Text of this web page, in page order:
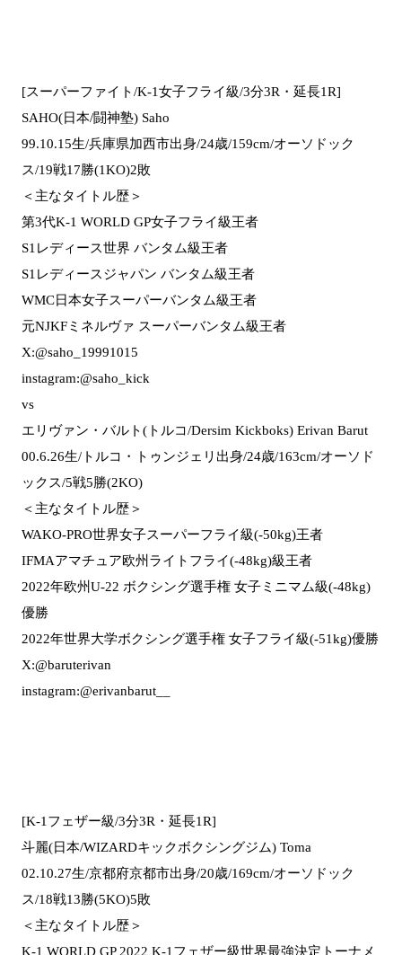
[スーパーファイト/K-1女子フライ級/3分3R・延長1R]
SAHO(日本/闘神塾) Saho
99.10.15生/兵庫県加西市出身/24歳/159cm/オーソドック
ス/19戦17勝(1KO)2敗
＜主なタイトル歴＞
第3代K-1 WORLD GP女子フライ級王者
S1レディース世界 バンタム級王者
S1レディースジャパン バンタム級王者
WMC日本女子スーパーバンタム級王者
元NJKFミネルヴァ スーパーバンタム級王者
X:@saho_19991015
instagram:@saho_kick
vs
エリヴァン・バルト(トルコ/Dersim Kickboks) Erivan Barut
00.6.26生/トルコ・トゥンジェリ出身/24歳/163cm/オーソド
ックス/5戦5勝(2KO)
＜主なタイトル歴＞
WAKO-PRO世界女子スーパーフライ級(-50kg)王者
IFMAアマチュア欧州ライトフライ(-48kg)級王者
2022年欧州U-22 ボクシング選手権 女子ミニマム級(-48kg)
優勝
2022年世界大学ボクシング選手権 女子フライ級(-51kg)優勝
X:@baruterivan
instagram:@erivanbarut__
[K-1フェザー級/3分3R・延長1R]
斗麗(日本/WIZARDキックボクシングジム) Toma
02.10.27生/京都府京都市出身/20歳/169cm/オーソドック
ス/18戦13勝(5KO)5敗
＜主なタイトル歴＞
K-1 WORLD GP 2022 K-1フェザー級世界最強決定トーナメ